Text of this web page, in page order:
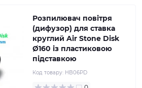
Розпилювач повітря
(дифузор) для ставка
круглий Air Stone Disk
Ø160 із пластиковою
підставкою
Код товару: HB06PD